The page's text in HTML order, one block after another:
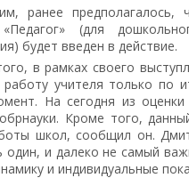
ранее
«Педагог» (для
будет введен в действие.
в рамках своего
работу учителя только по
На сегодня из оценки
Кроме того,
школ, сообщил он.
один, и далеко не самый
и индивидуальные